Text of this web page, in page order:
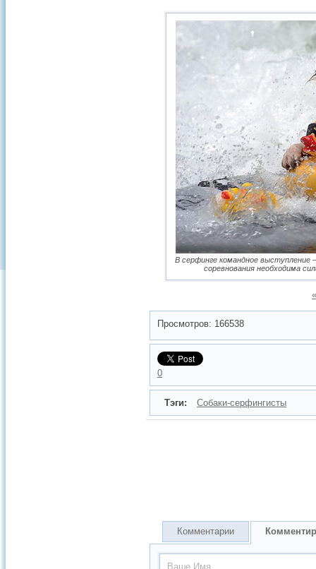
В серфинге командное выступление
соревнования необходима
Просмотров: 166538
0
Тэги: Собаки-серфингисты
Комментарии